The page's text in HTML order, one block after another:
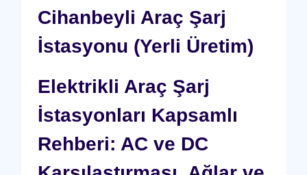
Cihanbeyli Araç Şarj
İstasyonu (Yerli Üretim)
Elektrikli Araç Şarj
İstasyonları Kapsamlı
Rehberi: AC ve DC